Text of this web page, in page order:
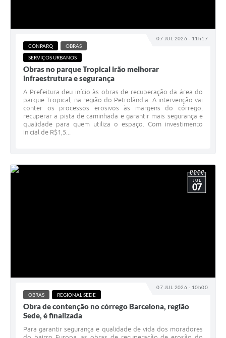
07 JUL 2026 - 11h17
CONPARQ
OBRAS
SERVIÇOS URBANOS
Obras no parque Tropical irão melhorar
infraestrutura e segurança
A Prefeitura deu início às obras de recuperação da área do
parque Tropical, na região do Petrolândia. A intervenção vai
conter os processos erosivos às margens do córrego,
recuperar a pista de caminhada e garantir mais segurança e
qualidade para quem utiliza o espaço. Com investimento
inicial de R$1,5...
07 JUL 2026 - 10h00
JUL
07
OBRAS REGIONAL SEDE
Obra de contenção no córrego Barcelona, região
Sede, é finalizada
Para garantir segurança e qualidade de vida dos moradores